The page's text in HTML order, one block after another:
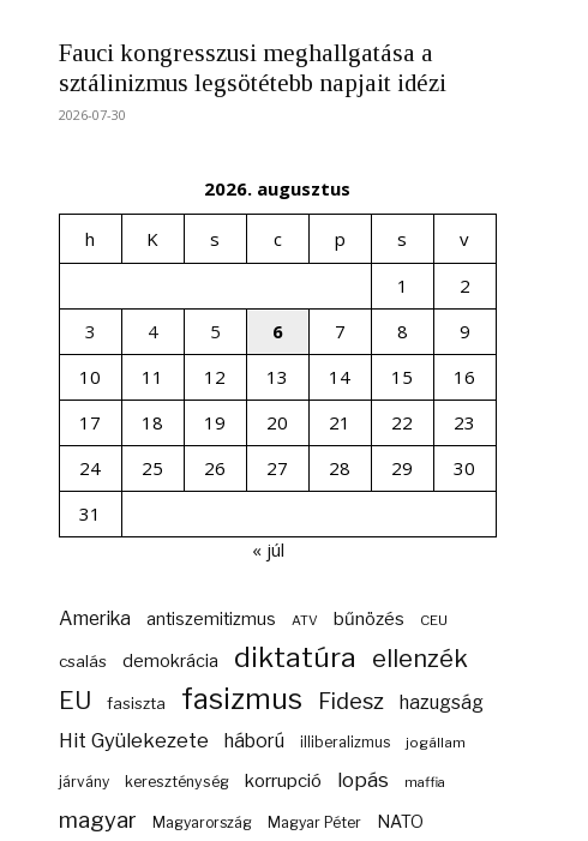
Fauci kongresszusi meghallgatása a
sztálinizmus legsötétebb napjait idézi
2026-07-30
2026. augusztus
h K s c p s
v
1
2
3
4 5 6 7 8
9
10
11 12 13 14 15
16
17
18 19 20 21 22
23
24
25 26 27 28 29
30
31
« júl
Amerika antiszemitizmus ATV bűnözés CEU
csalás demokrácia diktatúra ellenzék
EU fasiszta fasizmus Fidesz hazugság
Hit Gyülekezete háború illiberalizmus jogállam
járvány kereszténység korrupció lopás maffia
magyar Magyarország Magyar Péter NATO